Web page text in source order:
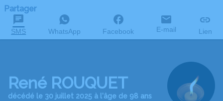
Partager
SMS WhatsApp Facebook E-mail Lien
René ROUQUET
décédé le 30 juillet 2025 à l'âge de 98 ans